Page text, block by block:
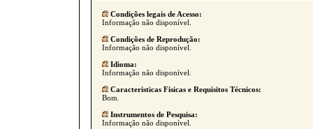
Condições legais de Acesso:
Informação não disponível.
Condições de Reprodução:
Informação não disponível.
Idioma:
Informação não disponível.
Caracteristicas Físicas e Requisitos Técnicos:
Bom.
Instrumentos de Pesquisa:
Informação não disponível.